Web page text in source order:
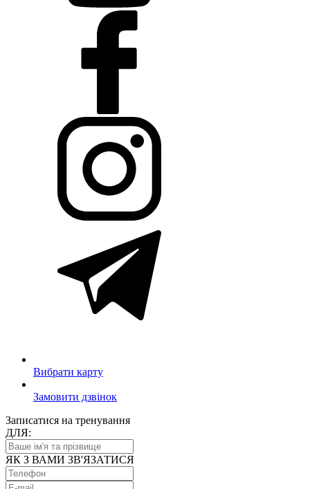
Вибрати карту
Замовити дзвінок
Записатися на тренування
ДЛЯ:
ЯК З ВАМИ ЗВ'ЯЗАТИСЯ